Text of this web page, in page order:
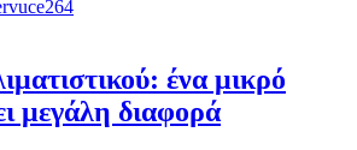
ένα μικρό
μεγάλη διαφορά